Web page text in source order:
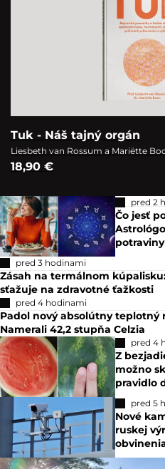
Tuk - Náš tajný orgán
Liesbeth van Rossum a Mariëtte
18,90 €
pred 2
Čo jesť
pred 3 hodinami
Zásah na termálnom
sťažuje na zdravotné ťažkosti
pred 4 hodinami
Padol nový absolútny teplotný
Namerali 42,2 stupňa Celzia
pred 4
Z
možno
pravidlo
pred 5
Nové
ruskej